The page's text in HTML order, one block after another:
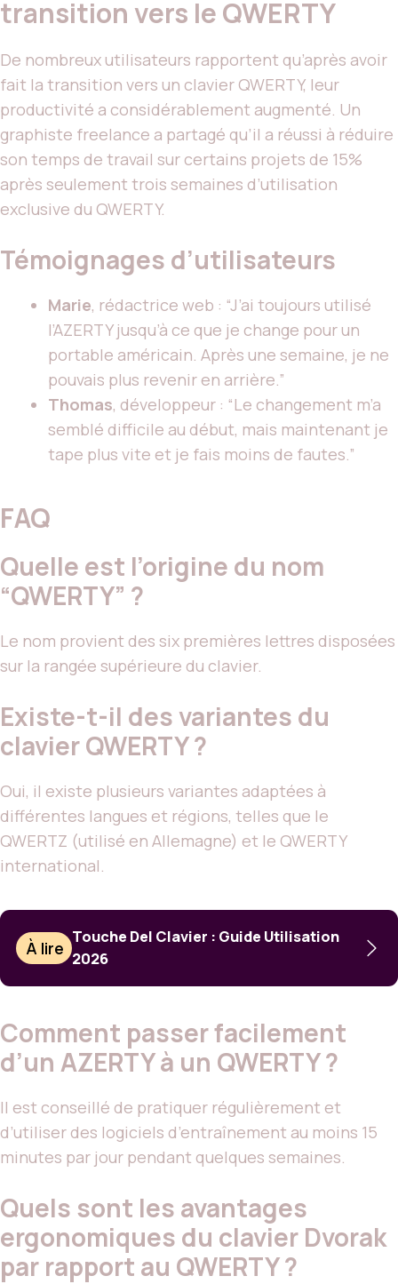
transition vers le QWERTY
De nombreux utilisateurs rapportent qu’après avoir
fait la transition vers un clavier QWERTY, leur
productivité a considérablement augmenté. Un
graphiste freelance a partagé qu’il a réussi à réduire
son temps de travail sur certains projets de 15%
après seulement trois semaines d’utilisation
exclusive du QWERTY.
Témoignages d’utilisateurs
Marie, rédactrice web : “J’ai toujours utilisé
l’AZERTY jusqu’à ce que je change pour un
portable américain. Après une semaine, je ne
pouvais plus revenir en arrière.”
Thomas, développeur : “Le changement m’a
semblé difficile au début, mais maintenant je
tape plus vite et je fais moins de fautes.”
FAQ
Quelle est l’origine du nom
“QWERTY” ?
Le nom provient des six premières lettres disposées
sur la rangée supérieure du clavier.
Existe-t-il des variantes du
clavier QWERTY ?
Oui, il existe plusieurs variantes adaptées à
différentes langues et régions, telles que le
QWERTZ (utilisé en Allemagne) et le QWERTY
international.
À lire
Touche Del Clavier : Guide Utilisation
2026
Comment passer facilement
d’un AZERTY à un QWERTY ?
Il est conseillé de pratiquer régulièrement et
d’utiliser des logiciels d’entraînement au moins 15
minutes par jour pendant quelques semaines.
Quels sont les avantages
ergonomiques du clavier Dvorak
par rapport au QWERTY ?